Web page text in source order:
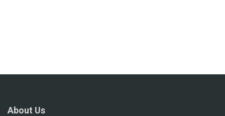
About Us